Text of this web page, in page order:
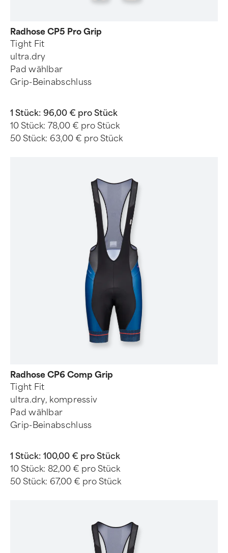
Radhose CP5 Pro Grip
Tight Fit
ultra.dry
Pad wählbar
Grip-Beinabschluss
1 Stück: 96,00 € pro Stück
10 Stück: 78,00 € pro Stück
50 Stück: 63,00 € pro Stück
Radhose CP6 Comp Grip
Tight Fit
ultra.dry, kompressiv
Pad wählbar
Grip-Beinabschluss
1 Stück: 100,00 € pro Stück
10 Stück: 82,00 € pro Stück
50 Stück: 67,00 € pro Stück